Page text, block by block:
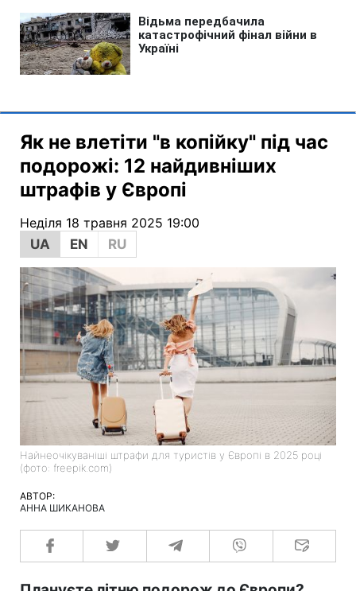
Як не влетіти "в копійку" під час
подорожі: 12 найдивніших
штрафів у Європі
Неділя 18 травня 2025 19:00
UA
EN RU
Найнеочікуваніші штрафи для туристів у Європі в 2025 році
(фото: freepik.com)
АВТОР:
АННА ШИКАНОВА